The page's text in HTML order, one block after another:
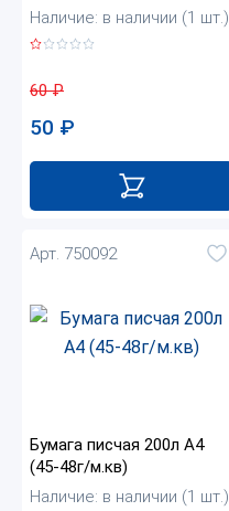
Наличие: в наличии (1 шт.)
60₽
50 ₽
Арт. 750092
Бумага писчая 200л А4
(45-48г/м.кв)
Наличие: в наличии (1 шт.)